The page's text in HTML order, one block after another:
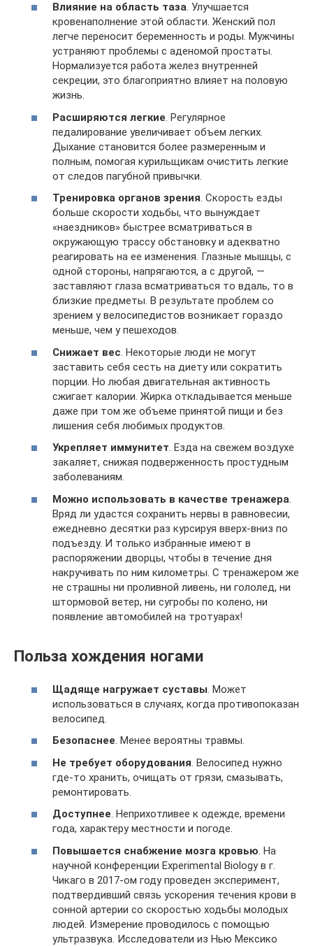
Влияние на область таза. Улучшается
кровенаполнение этой области. Женский пол
легче переносит беременность и роды. Мужчины
устраняют проблемы с аденомой простаты.
Нормализуется работа желез внутренней
секреции, это благоприятно влияет на половую
жизнь.
Расширяются легкие . Регулярное
педалирование увеличивает объем легких.
Дыхание становится более размеренным и
полным, помогая курильщикам очистить легкие
от следов пагубной привычки.
Тренировка органов зрения. Скорость езды
больше скорости ходьбы, что вынуждает
«наездников» быстрее всматриваться в
окружающую трассу обстановку и адекватно
реагировать на ее изменения. Глазные мышцы, с
одной стороны, напрягаются, а с другой, —
заставляют глаза всматриваться то вдаль, то в
близкие предметы. В результате проблем со
зрением у велосипедистов возникает гораздо
меньше, чем у пешеходов.
Снижает вес . Некоторые люди не могут
заставить себя сесть на диету или сократить
порции. Но любая двигательная активность
сжигает калории. Жирка откладывается меньше
даже при том же объеме принятой пищи и без
лишения себя любимых продуктов.
Укрепляет иммунитет. Езда на свежем воздухе
закаляет, снижая подверженность простудным
заболеваниям.
Можно использовать в качестве тренажера
Вряд ли удастся сохранить нервы в равновесии,
ежедневно десятки раз курсируя вверх-вниз по
подъезду. И только избранные имеют в
распоряжении дворцы, чтобы в течение дня
накручивать по ним километры. С тренажером же
не страшны ни проливной ливень, ни гололед, ни
штормовой ветер, ни сугробы по колено, ни
появление автомобилей на тротуарах!
Польза хождения ногами
Щадяще нагружает суставы. Может
использоваться в случаях, когда противопоказан
велосипед.
Безопаснее. Менее вероятны травмы.
Не требует оборудования. Велосипед нужно
где-то хранить, очищать от грязи, смазывать,
ремонтировать.
Доступнее. Неприхотливее к одежде, времени
года, характеру местности и погоде.
Повышается снабжение мозга кровью. На
научной конференции Experimental Biology в г.
Чикаго в 2017-ом году проведен эксперимент,
подтвердивший связь ускорения течения крови в
сонной артерии со скоростью ходьбы молодых
людей. Измерение проводилось с помощью
ультразвука. Исследователи из Нью Мексико